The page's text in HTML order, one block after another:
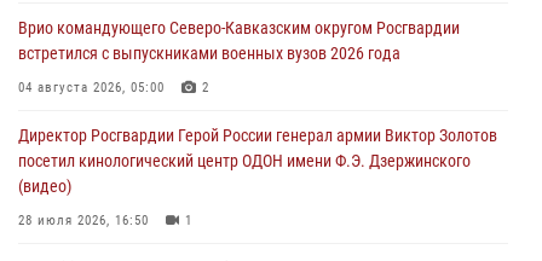
06 августа 2026, 11:27
В Москве росгвардейцы задержали троих мужчин, устроивших
06 августа 2026, 11:20 1
Врио командующего Северо-Кавказским округом Росгвардии
встретился с выпускниками военных вузов 2026 года
04 августа 2026, 05:00 2
Директор Росгвардии Герой России генерал армии Виктор Золотов
посетил кинологический центр ОДОН имени Ф.Э. Дзержинского
(видео)
28 июля 2026, 16:50 1